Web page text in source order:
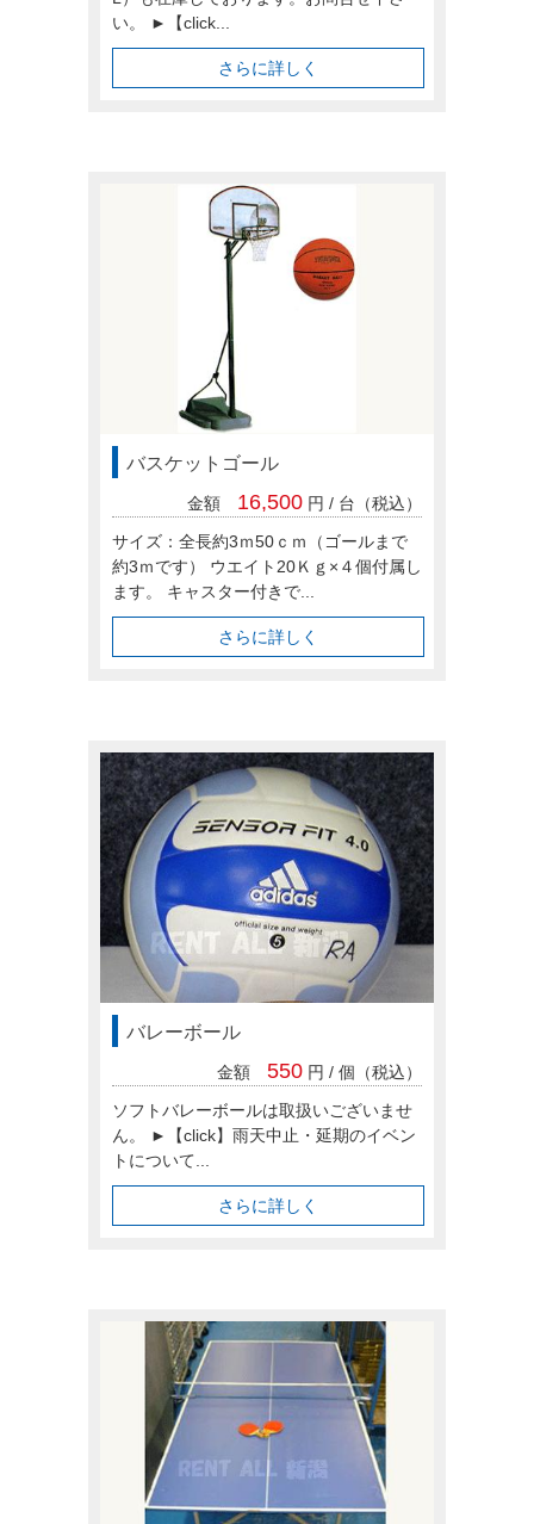
い。 ►【click...
さらに詳しく
バスケットゴール
金額 16,500 円 / 台（税込）
サイズ：全長約3ｍ50ｃｍ（ゴールまで
約3ｍです） ウエイト20Ｋｇ×４個付属し
ます。 キャスター付きで...
さらに詳しく
バレーボール
金額 550 円 / 個（税込）
ソフトバレーボールは取扱いございませ
ん。 ►【click】雨天中止・延期のイベン
トについて...
さらに詳しく